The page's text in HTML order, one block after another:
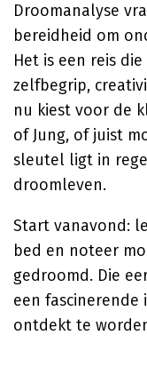
Droomanalyse
bereidheid om
Het is een reis
zelfbegrip,
nu kiest voor de
of Jung, of juist
sleutel ligt in
droomleven.
Start vanavond:
bed en noteer
gedroomd. Die
een
ontdekt te